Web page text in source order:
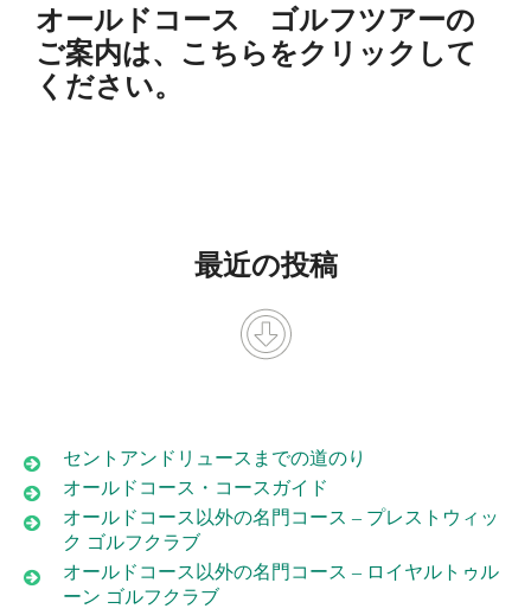
オールドコース ゴルフツアーの
ご案内は、 こちらをクリック して
ください。
最近の投稿
セントアンドリュースまでの道のり
オールドコース・コースガイド
オールドコース以外の名門コース – プレストウィッ
ク ゴルフクラブ
オールドコース以外の名門コース – ロイヤルトゥル
ーン ゴルフクラブ